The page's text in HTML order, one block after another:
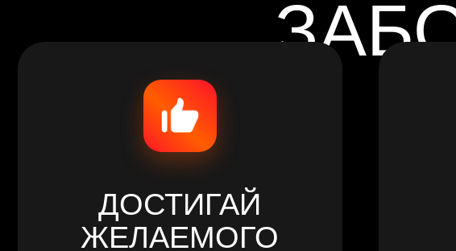
ЖЕЛАЕМОГО
РЕЗУЛЬТАТА
У нас работают только лучшие тренера,
которые проходят строжайший отбор.
Любой из них поможет вам достичь
фигуры мечты
Цены в наших